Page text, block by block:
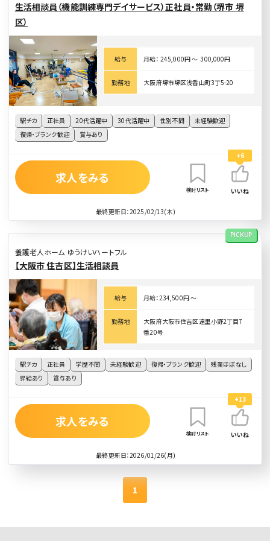
生活相談員（機能訓練専門デイサービス）正社員・常勤（堺市 堺
区）
駅チカ 正社員 20代活躍中 30代活躍中 性別不問
未経験歓迎
復帰・ブランク歓迎
賞与あり
給与 月給： 245,000円 〜 300,000円
勤務地 大阪府堺市堺区浅香山町3丁5-20
最終更新日：2025/02/13(木)
求人をみる
検討リスト
+6
いいね
養護老人ホーム ゆうけいハートフル
PICKUP
【大阪市 住吉区】生活相談員
駅チカ 正社員 学歴不問 未経験歓迎 復帰・ブランク歓迎
残業ほぼなし
昇給あり
賞与あり
給与 月給：234,500円 〜
勤務地
大阪府大阪市住吉区遠里小野2丁目7
番20号
最終更新日：2026/01/26(月)
求人をみる
検討リスト
+13
いいね
1